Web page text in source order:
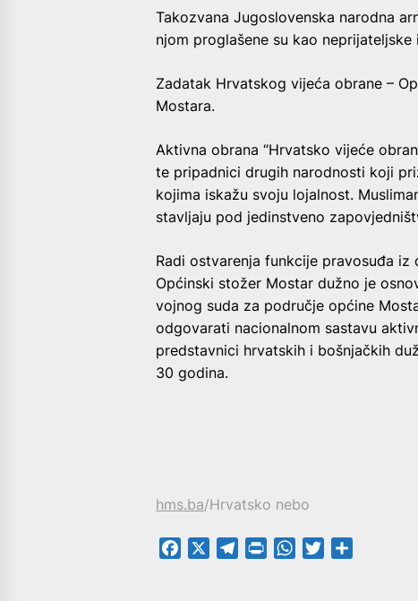
Takozvana Jugoslovenska narodna
njom proglašene su kao
Zadatak Hrvatskog vijeća obrane –
Mostara.
Aktivna obrana “Hrvatsko vijeće
te pripadnici drugih narodnosti koji
kojima iskažu svoju lojalnost.
stavljaju pod jedinstveno
Radi ostvarenja funkcije pravosuđa
Općinski stožer Mostar dužno je
vojnog suda za područje općine
odgovarati nacionalnom sastavu
predstavnici hrvatskih i bošnjačkih
30 godina.
hms.ba/Hrvatsko nebo
FacebookTelegramPrintFriendly
WhatsApp
Twitter